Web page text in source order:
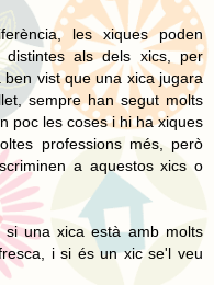
les xiques poden
distintes als dels xics, per
vist que una xica jugara
sempre han segut molts
poc les coses i hi ha xiques
professions més, però
a aquestos xics o
una xica està amb molts
i si és un xic se'l veu